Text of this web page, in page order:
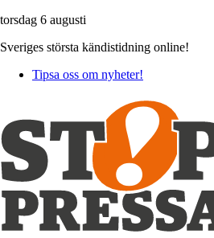
torsdag 6 augusti
Sveriges största kändistidning online!
Tipsa oss om nyheter!